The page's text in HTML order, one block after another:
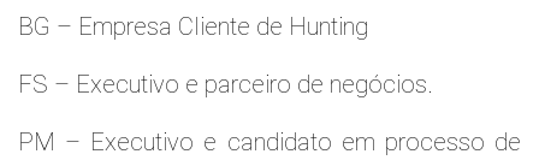
BG – Empresa Cliente de Hunting
FS – Executivo e parceiro de negócios.
PM – Executivo e candidato em processo de